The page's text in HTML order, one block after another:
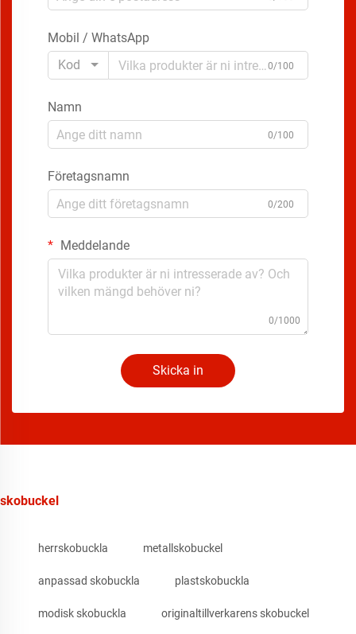
Mobil / WhatsApp
Kod
0/100
Namn
0/100
Företagsnamn
0/200
Meddelande
0/1000
Skicka in
skobuckel
herrskobuckla metallskobuckel
anpassad skobuckla plastskobuckla
modisk skobuckla originaltillverkarens skobuckel